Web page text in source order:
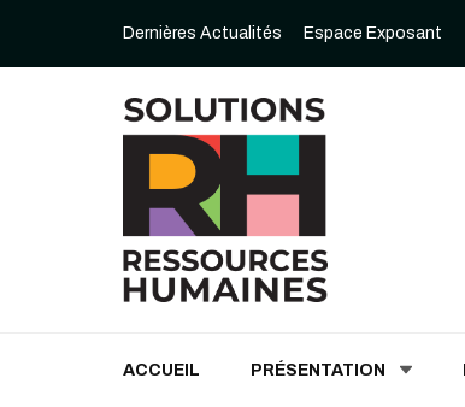
Dernières Actualités Espace Exposant
ACCUEIL PRÉSENTATION